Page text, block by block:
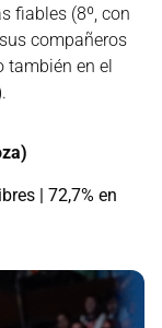
fiables (8º, con
compañeros
también en el
| 72,7% en